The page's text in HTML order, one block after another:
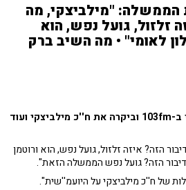
הממשלה: "מילביצקי, מה
זלזול, גועל נפש, הוא
לאומי" • מה השיב ברק
המאזינה שוחח עם ברק סרי ב-103fm וביקרה את ח''כ מילביצקי ועוד
הזה? איזה זלזול, גועל נפש, הוא ורוטמן
הזה? גועל נפש הממשלה הזאת".
של ח''כ מילביצקי על היועמ''שית".